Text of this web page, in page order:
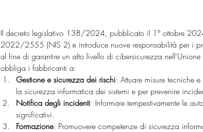
Il decreto legislativo 138/2024, pubblicato il 1° ottobre
2022/2555 (NIS 2) e introduce nuove responsabilità per i
al fine di garantire un alto livello di cibersicurezza
obbliga i fabbricanti a:
Gestione e sicurezza dei rischi: Attuare misure tecniche
la sicurezza informatica dei sistemi e per prevenire
Notifica degli incidenti: Informare tempestivamente le
significativi.
Formazione: Promuovere competenze di sicurezza